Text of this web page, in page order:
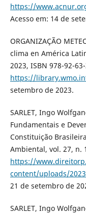
https://
Acesso em: 14 de
ORGANIZAÇÃO
clima en América
2023, ISBN 978-92-
https://
setembro de 2023.
SARLET, Ingo
Fundamentais e
Constituição
Ambiental, vol. 27, n.
https://
content/uploads/
21 de setembro de
SARLET, Ingo